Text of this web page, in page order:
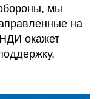
мы
на
окажет